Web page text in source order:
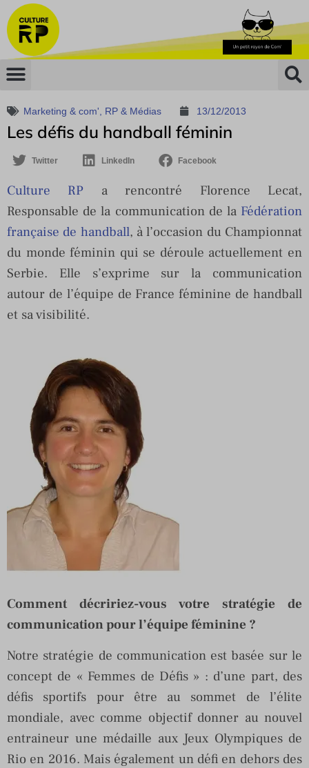
Marketing & com' RP & Médias 13/12/2013
Les défis du handball féminin
Twitter LinkedIn Facebook
Culture RP a rencontré Florence Lecat,
Responsable de la communication de la Fédération
française de handball, à l’occasion du Championnat
du monde féminin qui se déroule actuellement en
Serbie. Elle s’exprime sur la communication
autour de l’équipe de France féminine de handball
et sa visibilité.
Comment décririez-vous votre stratégie de
communication pour l’équipe féminine ?
Notre stratégie de communication est basée sur le
concept de « Femmes de Défis » : d’une part, des
défis sportifs pour être au sommet de l’élite
mondiale, avec comme objectif donner au nouvel
entraineur une médaille aux Jeux Olympiques de
Rio en 2016. Mais également un défi en dehors des